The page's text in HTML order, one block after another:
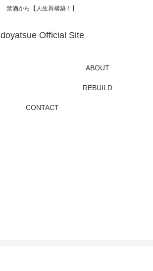
禁酒から【人生再構築！】
doyatsue Official Site
ABOUT
REBUILD
CONTACT